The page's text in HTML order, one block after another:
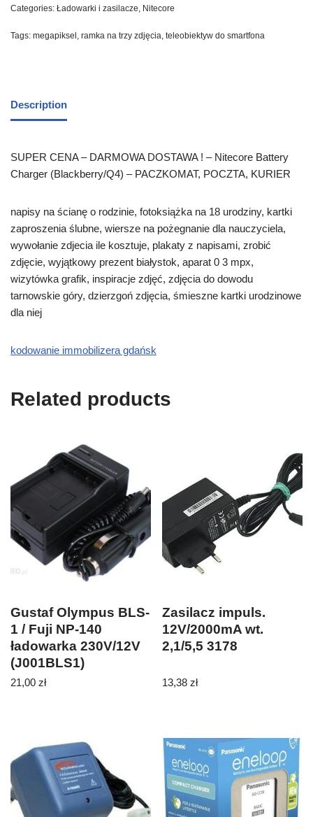
Categories: Ładowarki i zasilacze Nitecore
Tags: megapiksel ramka na trzy zdjęcia teleobiektyw do smartfona
Description
SUPER CENA – DARMOWA DOSTAWA ! – Nitecore Battery
Charger (Blackberry/Q4) – PACZKOMAT, POCZTA, KURIER
napisy na ścianę o rodzinie, fotoksiążka na 18 urodziny, kartki
zaproszenia ślubne, wiersze na pożegnanie dla nauczyciela,
wywołanie zdjecia ile kosztuje, plakaty z napisami, zrobić
zdjęcie, wyjątkowy prezent białystok, aparat 0 3 mpx,
wizytówka grafik, inspiracje zdjęć, zdjęcia do dowodu
tarnowskie góry, dzierzgoń zdjęcia, śmieszne kartki urodzinowe
dla niej
kodowanie immobilizera gdańsk
Related products
Gustaf Olympus BLS-
1 / Fuji NP-140
ładowarka 230V/12V
(J001BLS1)
21,00 zł
Zasilacz impuls.
12V/2000mA wt.
2,1/5,5 3178
13,38zł